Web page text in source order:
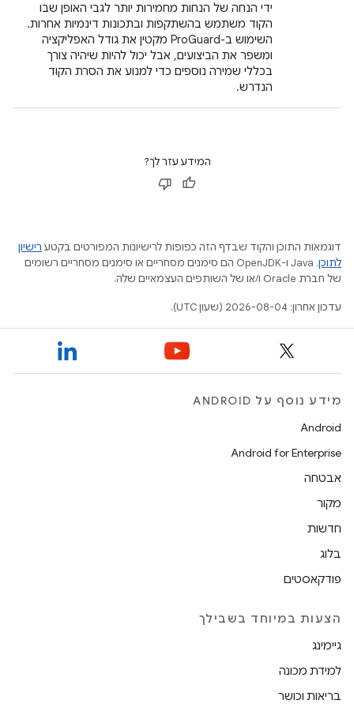
ידי הנחה של הנחות מחמירות יותר לגבי האופן שבו
הקוד משתמש בהשתקפות ובתכונות דינמיות אחרות.
השימוש ב-ProGuard מקטין את גודל האפליקציה
ומשפר את הביצועים, אבל יכול להיות שיהיה צורך
בכללי שמירה נוספים כדי למנוע את הסרת הקוד
הנדרש.
המידע עזר לך?
דוגמאות התוכן והקוד שבדף הזה כפופות לרישיונות המפורטים בקטע רישיון
לתוכן
.‏ Java ו-OpenJDK הם סימנים מסחריים או סימנים מסחריים רשומים
של חברת Oracle ו/או של השותפים העצמאיים שלה.
עדכון אחרון: 2026-08-04 (שעון UTC).
מידע נוסף על ANDROID
Android
Android for Enterprise
אבטחה
מקור
חדשות
בלוג
פודקאסטים
הצעות במיוחד בשבילך
גיימינג
למידת מכונה
בריאות וכושר